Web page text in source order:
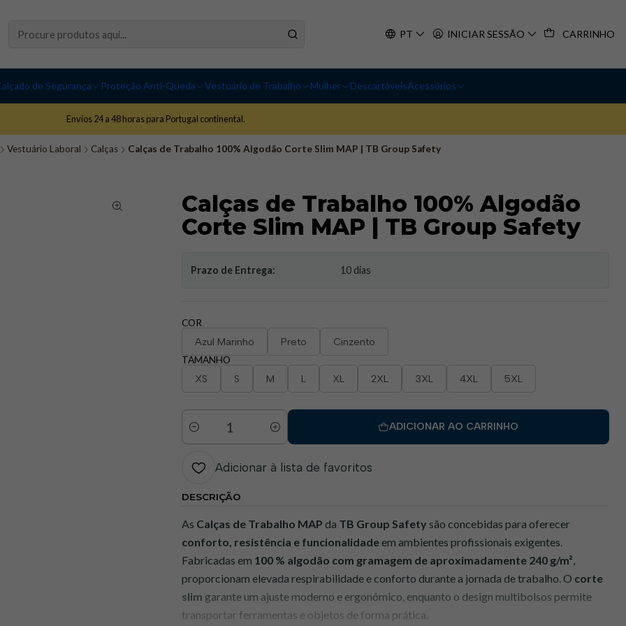
PT INICIAR SESSÃO CARRINHO
de Segurança Proteção Anti-Queda Vestuário de Trabalho Mulher DescartáveisAcessórios
Envios 24 a 48 horas para Portugal continental.
Vestuário Laboral Calças Calças de Trabalho 100% Algodão Corte Slim MAP | TB Group Safety
Calças de Trabalho 100% Algodão
Corte Slim MAP | TB Group Safety
Prazo de Entrega: 10 dias
COR
Azul Marinho Preto Cinzento
TAMANHO
XS S M L XL 2XL 3XL 4XL 5XL
Quantidade
ADICIONAR AO CARRINHO
Adicionar à lista de favoritos
DESCRIÇÃO
As Calças de Trabalho MAP da TB Group Safety são concebidas para oferecer
conforto, resistência e funcionalidadeem ambientes profissionais exigentes.
Fabricadas em 100 % algodão com gramagem de aproximadamente 240 g/m²,
proporcionam elevada respirabilidade e conforto durante a jornada de trabalho. O corte
slim garante um ajuste moderno e ergonómico, enquanto o design multibolsos permite
transportar ferramentas e objetos de forma prática.